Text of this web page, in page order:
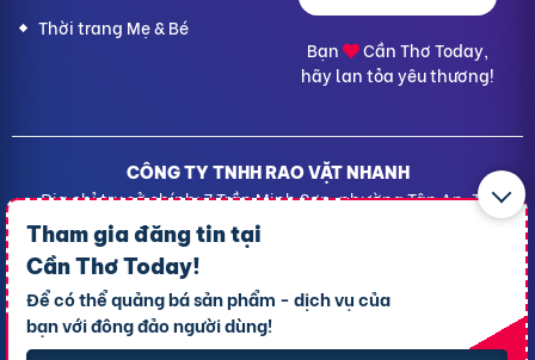
Tham gia đăng tin tại
Cần Thơ Today!
Để có thể quảng bá sản phẩm - dịch vụ của
bạn với đông đảo người dùng!
Thời trang Mẹ & Bé
Bạn
Cần Thơ Today,
hãy lan tỏa yêu thương!
CÔNG TY TNHH RAO VẶT NHANH
Địa chỉ trụ sở chính: 7 Trần Minh Sơn, phường Tân An, TP.
Cần Thơ
Giấy CNĐKDN: 1801717351 – Ngày cấp: 24/01/2022 - Cơ
quan cấp: Phòng Đăng ký kinh doanh – Sở kế hoạch và
Đầu tư TP. Cần Thơ
Liên hệ hỗ trợ- Hotline: